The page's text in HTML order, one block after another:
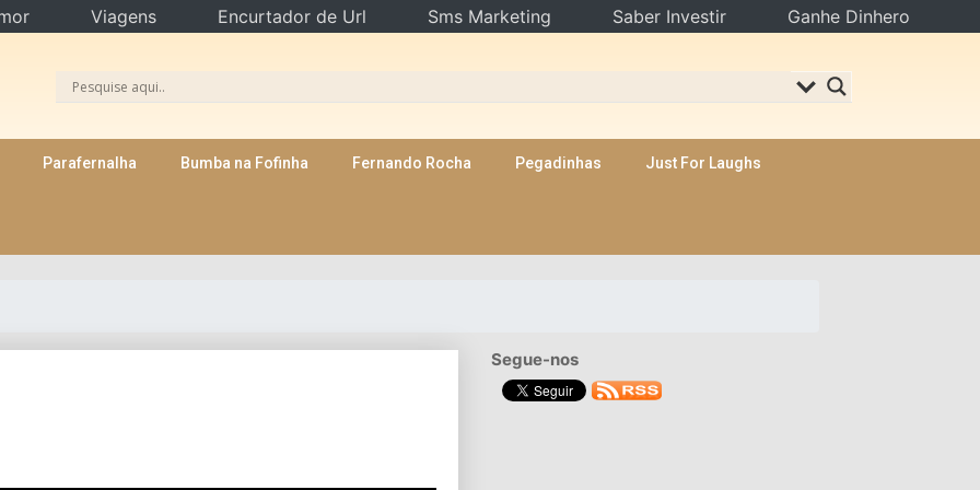
Parafernalha Bumba na Fofinha Fernando Rocha Pegadinhas Just For Laughs
Segue-nos
Viagens Encurtador de Url Sms Marketing Saber Investir Ganhe Dinhero